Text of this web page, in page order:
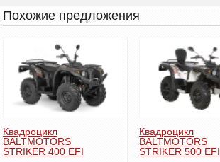
Похожие предложения
Квадроцикл
BALTMOTORS
STRIKER 400 EFI
Квадроцикл
BALTMOTORS
STRIKER 500 EFI